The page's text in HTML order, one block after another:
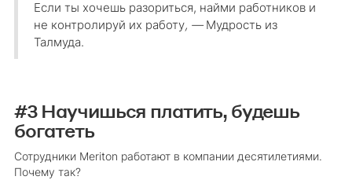
Если ты хочешь разориться, найми работников и
не контролируй их работу, —Мудрость из
Талмуда.
#3 Научишься платить, будешь
богатеть
Сотрудники Meriton работают в компании десятилетиями.
Почему так?